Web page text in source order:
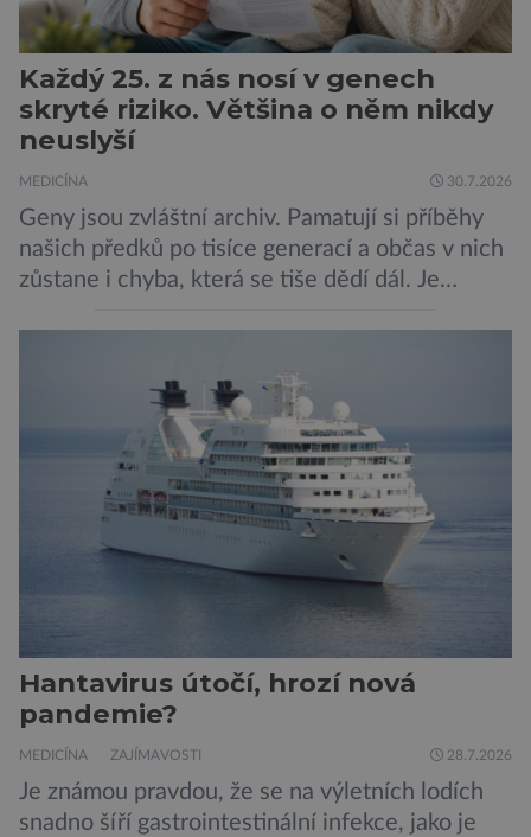
Každý 25. z nás nosí v genech
skryté riziko. Většina o něm nikdy
neuslyší
MEDICÍNA 30.7.2026
Geny jsou zvláštní archiv. Pamatují si příběhy
našich předků po tisíce generací a občas v nich
zůstane i chyba, která se tiše dědí dál. Je
jednou rozhodnout o zdraví jeho dítěte. Právě
to je případ řady dědičných onemocnění,
například cystické fibrózy, […]
Hantavirus útočí, hrozí nová
pandemie?
MEDICÍNA ZAJÍMAVOSTI 28.7.2026
Je známou pravdou, že se na výletních lodích
snadno šíří gastrointestinální infekce, jako je